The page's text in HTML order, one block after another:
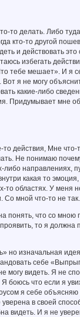
то делать. Либо
кто-то другой
и действовать
избегать
тебе мешает». И я
я не могу
какие-либо
Придумывает мне
то действия, Мне
Не понимаю
либо направлениях,
какая то эмоция,
то областях. У меня
Со мной что-то не так.
понять, что со мною
то я должна
но изначальная
себе
могу видеть. Я не
Я боюсь что если я
я себе
в своей
видеть. И я не